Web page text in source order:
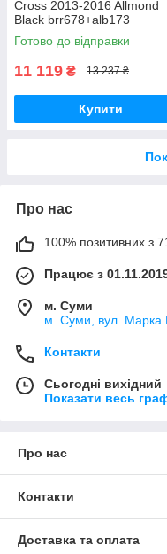
Cross 2013-2016 Allmond
Black brr678+alb173
Готово до відправки
11 119 ₴ 13 237 ₴
Купити
Про нас
100% позитивних з
Працює з
м. Суми
м. Суми, вул. Марка
Контакти
Сьогодні вихідний
Показати весь
Про нас
Контакти
Доставка та оплата